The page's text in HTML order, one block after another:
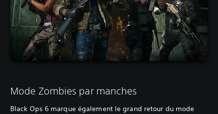
Mode Zombies par manches
Black Ops 6 marque également le grand retour du mode